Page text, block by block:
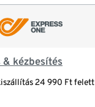
kézbesítés
24 990 Ft felett